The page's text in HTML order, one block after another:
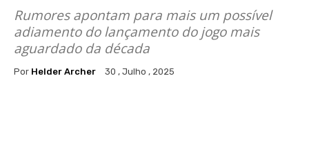
Rumores apontam para mais um possível
adiamento do lançamento do jogo mais
aguardado da década
Por Helder Archer 30 , Julho , 2025